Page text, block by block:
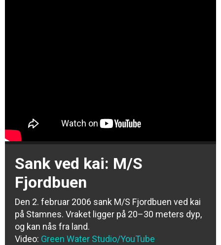
Sank ved kai: M/S
Fjordbuen
Den 2. februar 2006 sank M/S Fjordbuen ved kai
på Stamnes. Vraket ligger på 20–30 meters dyp,
og kan nås fra land.
Video: Green Water Studio/YouTube